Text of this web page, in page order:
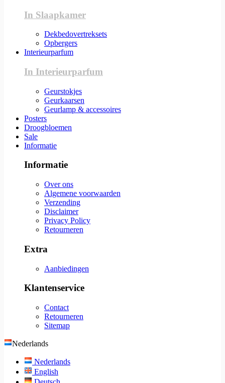
In Slaapkamer
Dekbedovertreksets
Opbergers
Interieurparfum
In Interieurparfum
Geurstokjes
Geurkaarsen
Geurlamp & accessoires
Posters
Droogbloemen
Sale
Informatie
Informatie
Over ons
Algemene voorwaarden
Verzending
Disclaimer
Privacy Policy
Retourneren
Extra
Aanbiedingen
Klantenservice
Contact
Retourneren
Sitemap
Nederlands
Nederlands
English